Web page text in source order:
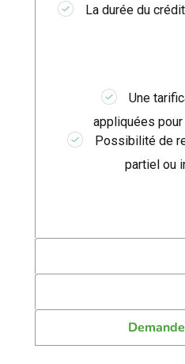
La durée du
Une
appliquées
Possibilité de
partiel ou